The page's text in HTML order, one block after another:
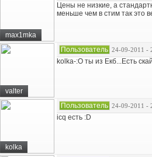
max1mka
Цены не низкие, а
меньше чем в стим так это
valter
Пользователь 24-09-2011 -
kolka-:O ты из Екб...Есть
kolka
Пользователь 24-09-2011 -
icq есть :D